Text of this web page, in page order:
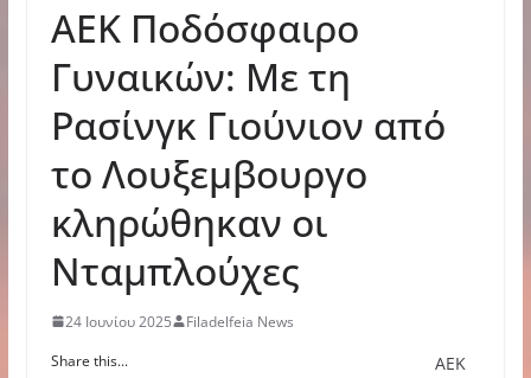
ΑEK Ποδόσφαιρο
Γυναικών: Με τη
Ρασίνγκ Γιούνιον από
το Λουξεμβουργο
κληρώθηκαν οι
Νταμπλούχες
24 Ιουνίου 2025
Filadelfeia News
Share this...
ΑEK